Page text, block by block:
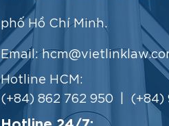
phố Hồ Chí Minh.
Email:
Hotline HCM:
(+84) 862 762 950 | (+84)
Hotline 24/7: